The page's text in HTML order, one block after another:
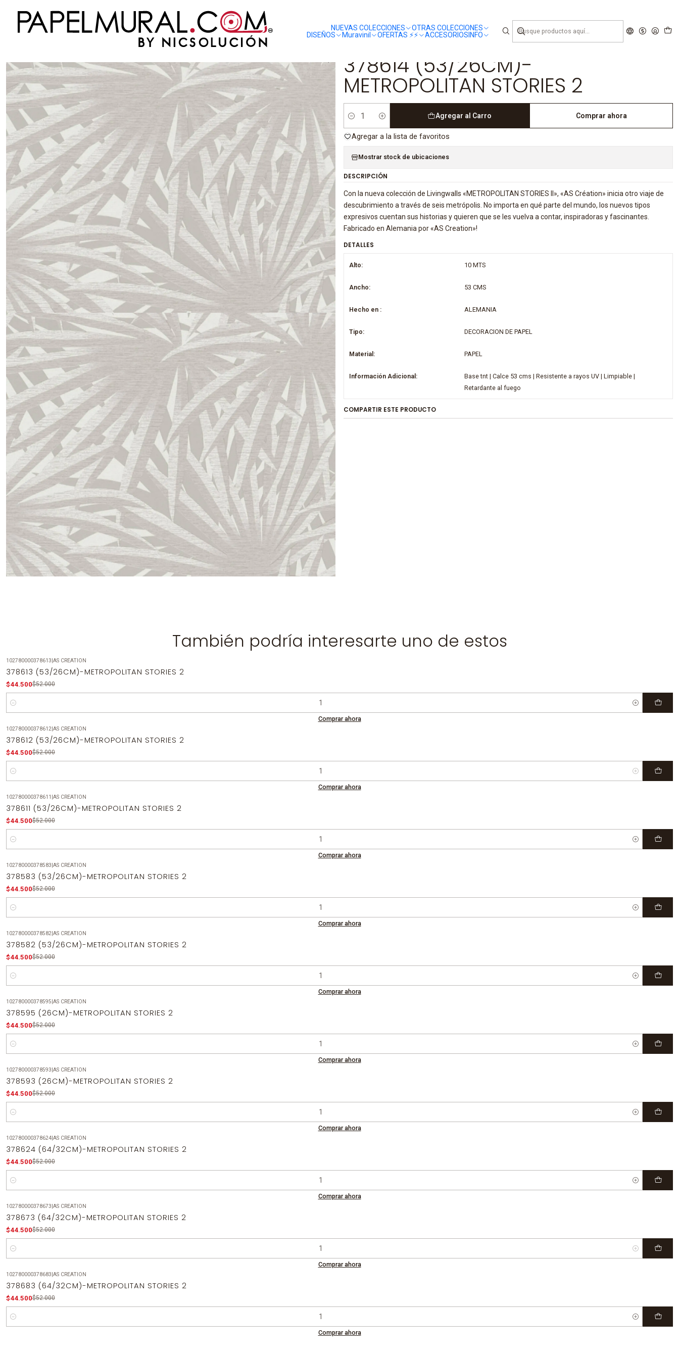
NUEVAS COLECCIONES
OTRAS COLECCIONES
DISEÑOS
Muravinil OFERTAS ⚡️⚡️ ACCESORIOSINFO
Inicio PAPEL MURAL NUEVAS COLECCIONES METROPOLITAN STORIES 2 378614 (53/26CM)-METROPOLITAN STORIES 2
378614 (53/26CM)-
METROPOLITAN STORIES 2
Cantidad
Agregar al Carro Comprar ahora
Agregar a la lista de favoritos
Mostrar stock de ubicaciones
DESCRIPCIÓN
Con la nueva colección de Livingwalls «METROPOLITAN STORIES II», «AS Création» inicia otro viaje de
descubrimiento a través de seis metrópolis. No importa en qué parte del mundo, los nuevos tipos
expresivos cuentan sus historias y quieren que se les vuelva a contar, inspiradoras y fascinantes.
Fabricado en Alemania por «AS Creation»!
DETALLES
Alto: 10 MTS
Ancho: 53 CMS
Hecho en : ALEMANIA
Tipo: DECORACION DE PAPEL
Material: PAPEL
Información Adicional:
Base tnt | Calce 53 cms | Resistente a rayos UV | Limpiable |
Retardante al fuego
COMPARTIR ESTE PRODUCTO
También podría interesarte uno de estos
-14%OFF
102780000378613|AS CREATION
378613 (53/26CM)-METROPOLITAN STORIES 2
$44.500$52.000
Cantidad
Comprar ahora
-14%OFF
102780000378612|AS CREATION
378612 (53/26CM)-METROPOLITAN STORIES 2
$44.500$52.000
Cantidad
Comprar ahora
-14% OFF
102780000378611 |AS CREATION
378611 (53/26CM)-METROPOLITAN STORIES 2
$44.500$52.000
Cantidad
Comprar ahora
-14% OFF
102780000378583|AS CREATION
378583 (53/26CM)-METROPOLITAN STORIES 2
$44.500$52.000
Cantidad
Comprar ahora
-14% OFF
102780000378582|AS CREATION
378582 (53/26CM)-METROPOLITAN STORIES 2
$44.500$52.000
Cantidad
Comprar ahora
-14% OFF
102780000378595|AS CREATION
378595 (26CM)-METROPOLITAN STORIES 2
$44.500$52.000
Cantidad
Comprar ahora
-14% OFF
102780000378593|AS CREATION
378593 (26CM)-METROPOLITAN STORIES 2
$44.500$52.000
Cantidad
Comprar ahora
-14% OFF
102780000378624|AS CREATION
378624 (64/32CM)-METROPOLITAN STORIES 2
$44.500$52.000
Cantidad
Comprar ahora
-14% OFF
102780000378673|AS CREATION
378673 (64/32CM)-METROPOLITAN STORIES 2
$44.500$52.000
Cantidad
Comprar ahora
-14% OFF
102780000378683|AS CREATION
378683 (64/32CM)-METROPOLITAN STORIES 2
$44.500$52.000
Cantidad
Comprar ahora